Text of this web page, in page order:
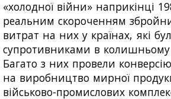
«холодної війни» наприкінці
реальним скороченням
витрат на них у країнах, які
супротивниками в колишньому
Багато з них провели
на виробництво мирної
військово-промислових